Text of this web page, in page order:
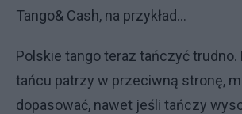
Tango& Cash, na przykład...
Polskie tango teraz tańczyć trudno.
tańcu patrzy w przeciwną stronę,
dopasować, nawet jeśli tańczy